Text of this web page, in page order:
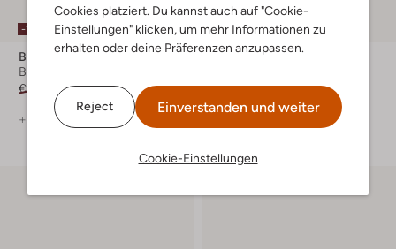
Cookies platziert. Du kannst auch auf "Cookie-
Einstellungen" klicken, um mehr Informationen zu
erhalten oder deine Präferenzen anzupassen.
Reject Einverstanden und weiter
Cookie-Einstellungen
-10%
Birkenstock
Badelatschen
€ 59,99 € 53,99
+ mehr farben
-20%
Birkenstock
€ 59,99 € 47,99